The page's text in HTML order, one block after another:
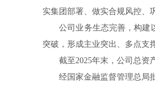
实集团部署、做实合规风控、
公司业务生态完善，构建以
突破，形成主业突出、多点支
截至2025年末，公司总资产
经国家金融监督管理总局批